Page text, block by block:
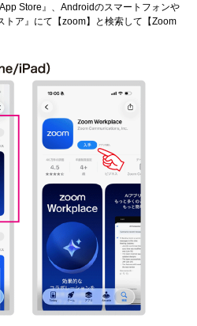
Store』、Androidのスマートフォンや
トア』にて【zoom】と検索して【Zoom